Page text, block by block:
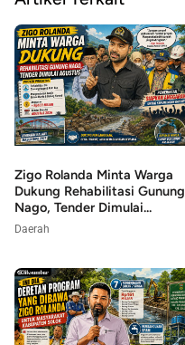
Zigo Rolanda Minta Warga
Dukung Rehabilitasi Gunung
Nago, Tender Dimulai...
Daerah